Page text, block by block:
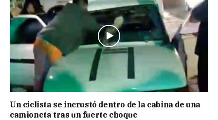
Un ciclista se incrustó dentro de la cabina de una
camioneta tras un fuerte choque